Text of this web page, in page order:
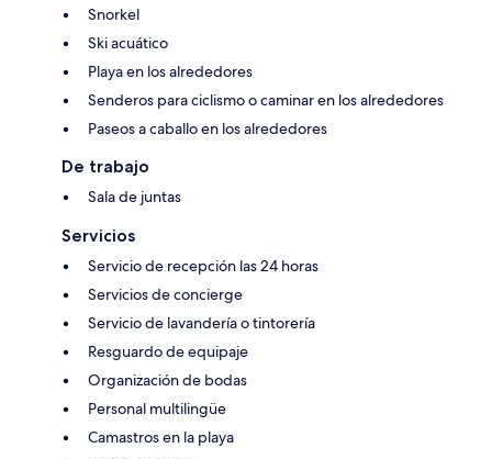
Snorkel
Ski acuático
Playa en los alrededores
Senderos para ciclismo o caminar en los alrededores
Paseos a caballo en los alrededores
De trabajo
Sala de juntas
Servicios
Servicio de recepción las 24 horas
Servicios de concierge
Servicio de lavandería o tintorería
Resguardo de equipaje
Organización de bodas
Personal multilingüe
Camastros en la playa